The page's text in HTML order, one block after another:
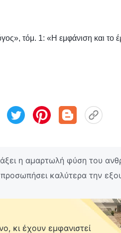
τόμ. 1: «Η εμφάνιση και το
η αμαρτωλή φύση του
καλύτερα την
κι έχουν εμφανιστεί